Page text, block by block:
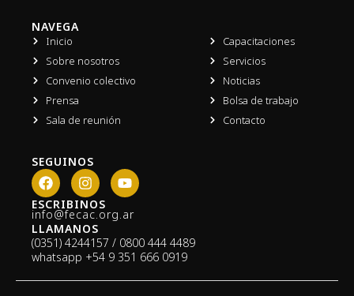
NAVEGA
Inicio
Sobre nosotros
Convenio colectivo
Prensa
Sala de reunión
Capacitaciones
Servicios
Noticias
Bolsa de trabajo
Contacto
SEGUINOS
F
a
c
e
b
o
o
I
n
s
t
a
g
r
Y
o
u
t
b
e
ESCRIBINOS
info@fecac.org.ar
LLAMANOS
(0351) 4244157 / 0800 444 4489
whatsapp +54 9 351 666 0919